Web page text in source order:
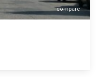
compare